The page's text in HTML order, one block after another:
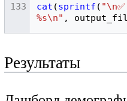
cat (sprintf (
%s\n" ,
Результаты